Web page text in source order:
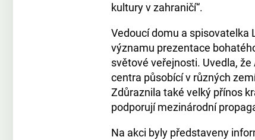
kultury v zahraničí“.
Vedoucí domu a spisovatelka
významu prezentace
světové veřejnosti. Uvedla,
centra působící v různých
Zdůraznila také velký přínos
podporují mezinárodní
Na akci byly představeny